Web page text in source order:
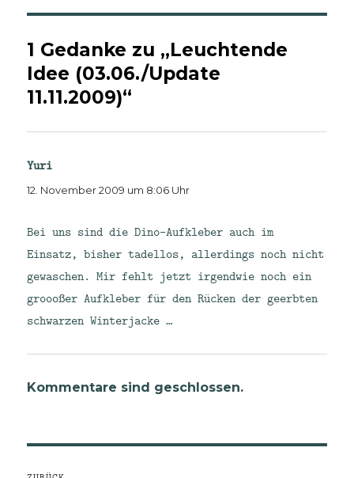
1 Gedanke zu „Leuchtende
Idee (03.06./Update
11.11.2009)“
Yuri
12. November 2009 um 8:06 Uhr
Bei uns sind die Dino-Aufkleber auch im
Einsatz, bisher tadellos, allerdings noch nicht
gewaschen. Mir fehlt jetzt irgendwie noch ein
groooßer Aufkleber für den Rücken der geerbten
schwarzen Winterjacke …
Kommentare sind geschlossen.